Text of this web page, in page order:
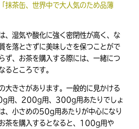
抹茶缶、世界中で大人気のため品薄
、湿気や酸化に強く密閉性が高く、な
を落とさずに美味しさを保つことがで
ず、お茶を購入する際には、一緒につ
るところです。
大きさがあります。一般的に見かける
用、200g用、300g用あたりでしょ
、小さめの50g用あたりが中心になり
茶を購入するとなると、100g用や